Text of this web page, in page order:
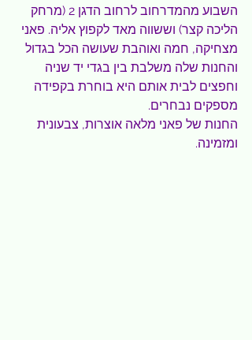
השבוע מהמדרחוב לרחוב הדגן 2 (מרחק
הליכה קצר) וששווה מאד לקפוץ אליה. פאני
מצחיקה, חמה ואוהבת שעושה הכל בגדול
והחנות שלה משלבת בין בגדי יד שניה
וחפצים לבית אותם היא בוחרת בקפידה
מספקים נבחרים.
החנות של פאני מלאה אוצרות, צבעונית
ומזמינה.